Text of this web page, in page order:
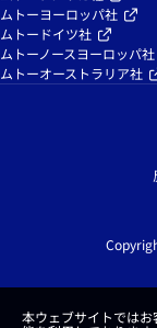
ムトーヨーロッパ社
ムトードイツ社
ムトーノースヨーロッパ社
ムトーオーストラリア社
本ウェブサイトでは